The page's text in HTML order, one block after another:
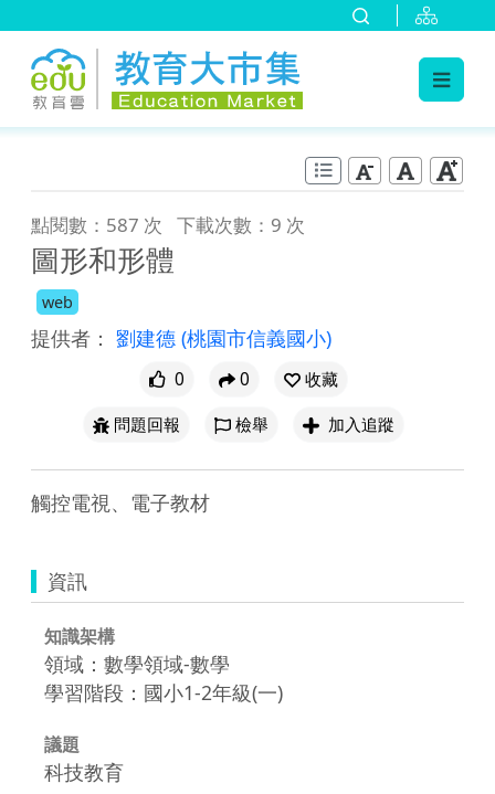
點閱數：587 次 下載次數：9 次
圖形和形體
web
提供者： 劉建德 (桃園市信義國小)
0 0
收藏
問題回報
檢舉 加入追蹤
觸控電視、電子教材
資訊
知識架構
領域：數學領域-數學
學習階段：國小1-2年級(一)
議題
科技教育